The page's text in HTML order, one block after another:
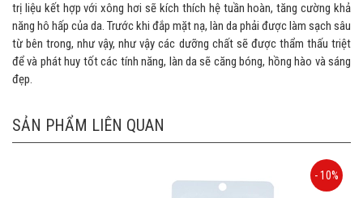
trị liệu kết hợp với xông hơi sẽ kích thích hệ tuần hoàn, tăng cường khả
năng hô hấp của da. Trước khi đắp mặt nạ, làn da phải được làm sạch sâu
từ bên trong, như vậy, như vậy các dưỡng chất sẽ được thẩm thấu triệt
để và phát huy tốt các tính năng, làn da sẽ căng bóng, hồng hào và sáng
đẹp.
SẢN PHẨM LIÊN QUAN
- 10%